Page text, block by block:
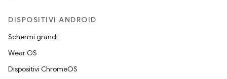
DISPOSITIVI ANDROID
Schermi grandi
Wear OS
Dispositivi ChromeOS